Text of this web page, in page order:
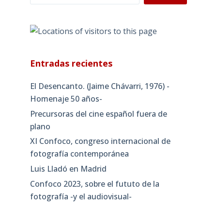
Entradas recientes
El Desencanto. (Jaime Chávarri, 1976) -
Homenaje 50 años-
Precursoras del cine español fuera de
plano
XI Confoco, congreso internacional de
fotografía contemporánea
Luis Lladó en Madrid
Confoco 2023, sobre el fututo de la
fotografía -y el audiovisual-